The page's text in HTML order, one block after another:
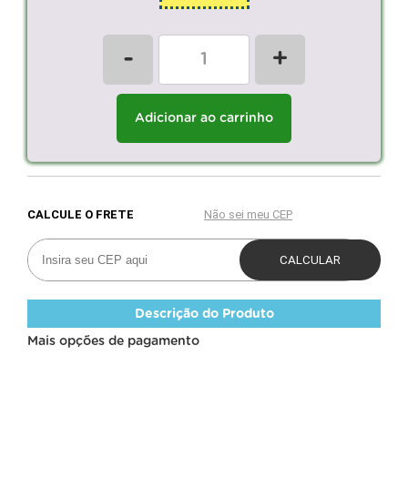
- +
Adicionar ao carrinho
Descrição do Produto
Mais opções de pagamento